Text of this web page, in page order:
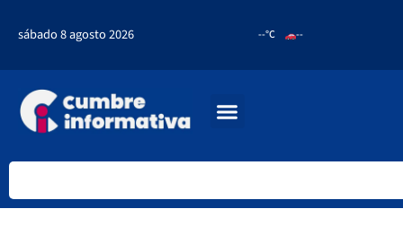
sábado 8 agosto 2026 --°C --